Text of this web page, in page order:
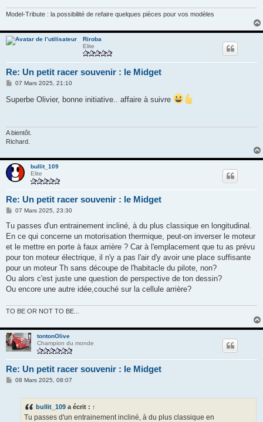
Model-Tribute : la possibilité de refaire quelques pièces pour vos modèles
Riroba
Elite
Re: Un petit racer souvenir : le Midget
M
s
07 Mars 2025, 21:10
Superbe Olivier, bonne initiative.. affaire à suivre
A bientôt.
Richard.
bullit_109
Elite
Re: Un petit racer souvenir : le Midget
M
s
a
g
07 Mars 2025, 23:30
Tu passes d'un entrainement incliné, à du plus classique en longitudinal.
En ce qui concerne un motorisation thermique, peut-on inverser le moteur
et le mettre en porte à faux arrière ? Car à l'emplacement que tu as prévu
pour ton moteur électrique, il n'y a pas l'air d'y avoir une place suffisante
pour un moteur Th sans découpe de l'habitacle du pilote, non?
Ou alors c'est juste une question de perspective de ton dessin?
Ou encore une autre idée,couché sur la cellule arrière?
TO BE OR NOT TO BE...
tontonOlive
Champion du monde
Re: Un petit racer souvenir : le Midget
M08 Mars 2025, 08:07
bullit_109 a écrit : ↑
Tu passes d'un entrainement incliné, à du plus classique en